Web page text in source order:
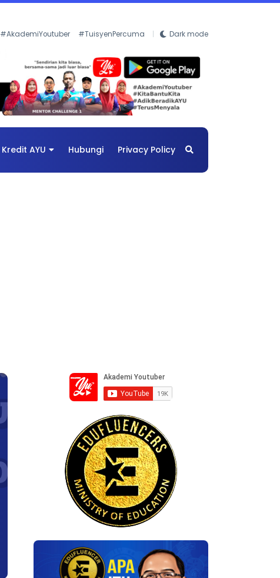
#AkademiYoutuber #TuisyenPercuma Dark mode
Kredit AYU Hubungi Privacy Policy